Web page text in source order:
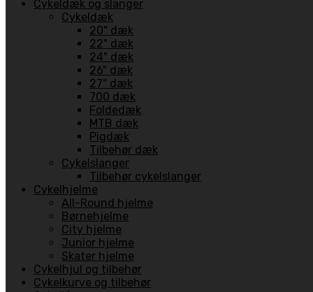
Cykeldæk og slanger
Cykeldæk
20" dæk
22" dæk
24" dæk
26" dæk
27" dæk
700 dæk
Foldedæk
MTB dæk
Pigdæk
Tilbehør dæk
Cykelslanger
Tilbehør cykelslanger
Cykelhjelme
All-Round hjelme
Børnehjelme
City hjelme
Junior hjelme
Skater hjelme
Cykelhjul og tilbehør
Cykelkurve og tilbehør